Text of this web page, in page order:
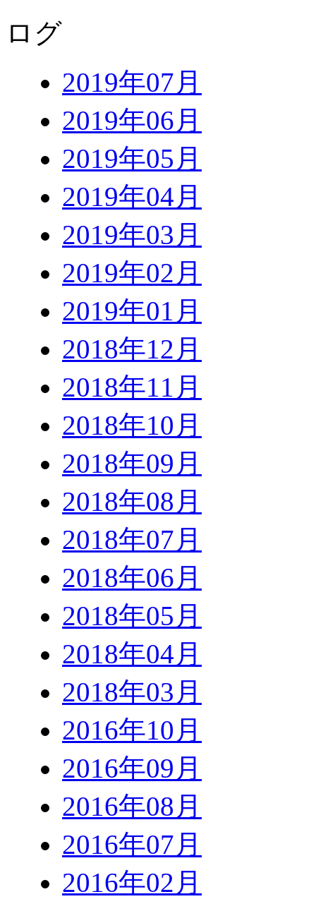
ログ
2019年07月
2019年06月
2019年05月
2019年04月
2019年03月
2019年02月
2019年01月
2018年12月
2018年11月
2018年10月
2018年09月
2018年08月
2018年07月
2018年06月
2018年05月
2018年04月
2018年03月
2016年10月
2016年09月
2016年08月
2016年07月
2016年02月